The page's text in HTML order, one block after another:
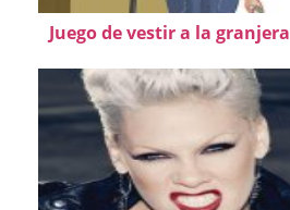
Juego de vestir a la granjera